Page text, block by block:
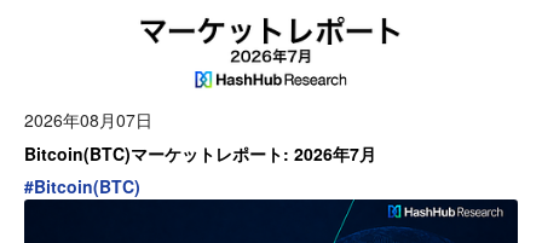
2026年08月07日
Bitcoin(BTC)マーケットレポート: 2026年7月
#Bitcoin(BTC)